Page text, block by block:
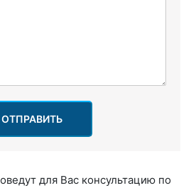
ОТПРАВИТЬ
для Вас консультацию по